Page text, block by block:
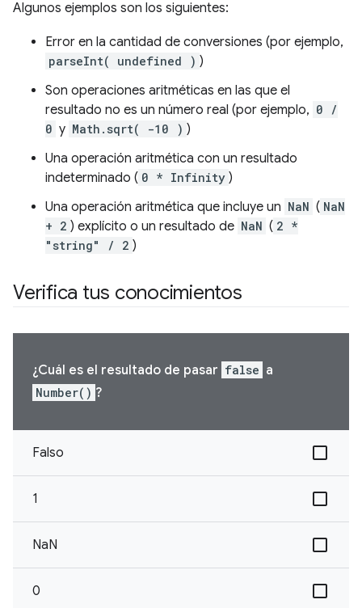
Algunos ejemplos son los siguientes:
Error en la cantidad de conversiones (por ejemplo,
parseInt( undefined ) )
Son operaciones aritméticas en las que el
resultado no es un número real (por ejemplo, 0 /
0 y Math.sqrt( -10 ) )
Una operación aritmética con un resultado
indeterminado ( 0 * Infinity )
Una operación aritmética que incluye un NaN ( NaN
+ 2 ) explícito o un resultado de NaN ( 2 *
"string" / 2 )
Verifica tus conocimientos
¿Cuál es el resultado de pasar false a
Number() ?
Falso
1
NaN
0